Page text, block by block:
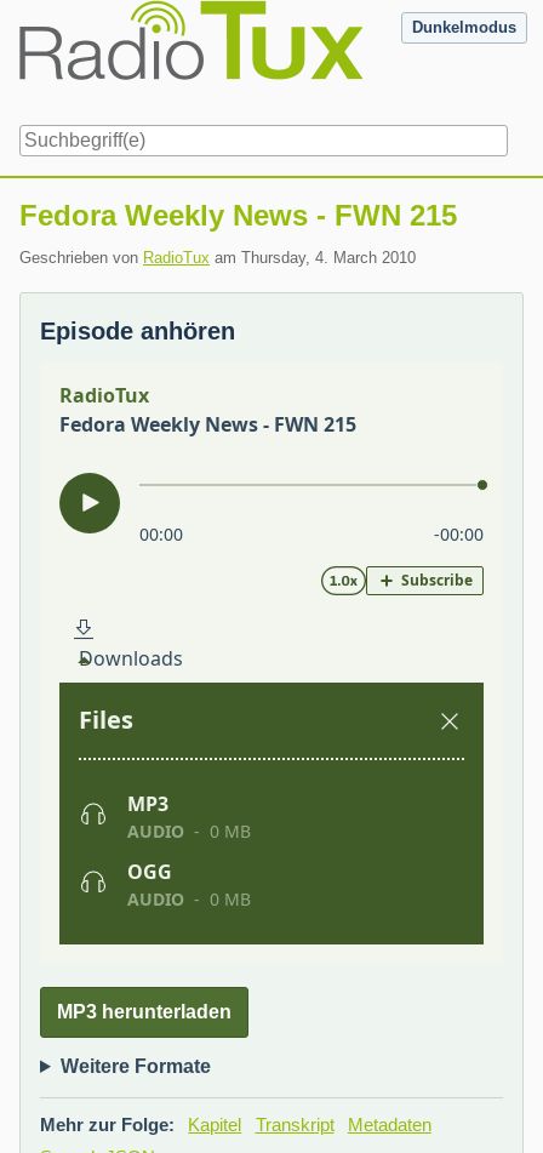
content
Dunkelmodus
Fedora Weekly News - FWN 215
Geschrieben von RadioTux am Thursday, 4. March 2010
Episode anhören
MP3 herunterladen
Weitere Formate
Mehr zur Folge: Kapitel Transkript
Metadaten